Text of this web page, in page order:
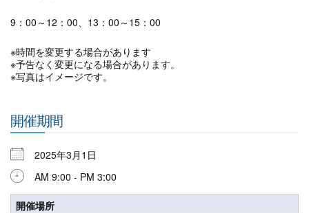
9：00～12：00、13：00～15：00
※時間を変更する場合があります
※予告なく変更になる場合があります。
※写真はイメージです。
開催期間
2025年3月1日
AM 9:00 - PM 3:00
開催場所